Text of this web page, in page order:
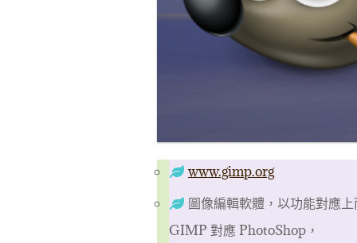
www.gimp.org
圖像編輯軟體，以功能對應
GIMP 對應 PhotoShop，